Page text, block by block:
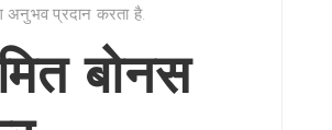
अनुभव प्रदान करता है.
बोनस